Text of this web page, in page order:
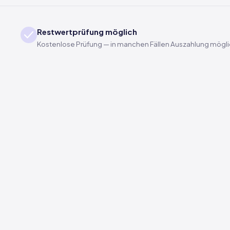
Restwertprüfung möglich
Kostenlose Prüfung — in manchen Fällen Auszahlung